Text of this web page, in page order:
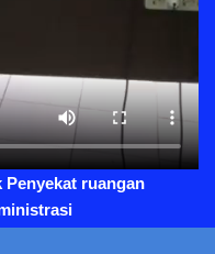
ruangan